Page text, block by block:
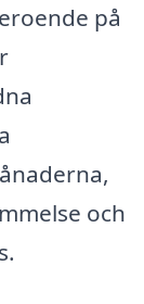
på
och